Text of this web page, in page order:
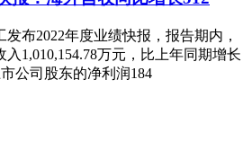
布2022年度业绩快报，报告期内，
1,010,154.78万元，比上年同期增长
公司股东的净利润184